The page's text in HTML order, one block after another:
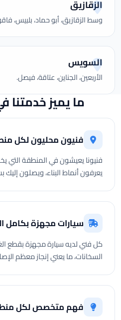
الزقازيق
وسط الزقازيق، أبو حماد، بلبيس،
السويس
الأربعين، الجناين، عتاقة، فيصل.
ما يميز
فنيون محليون لكل
فنيونا يعيشون في المنطقة التي
يعرفون أنماط البناء، ويصلون
سيارات مجهزة بكامل
كل فني لديه سيارة مجهزة بقطع
السخانات، ما يعني إنجاز معظم
فهم متخصص لكل